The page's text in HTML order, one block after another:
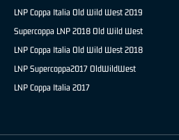
LNP Coppa Italia Old Wild West 2019
Supercoppa LNP 2018 Old Wild West
LNP Coppa Italia Old Wild West 2018
LNP Supercoppa2017 OldWildWest
LNP Coppa Italia 2017